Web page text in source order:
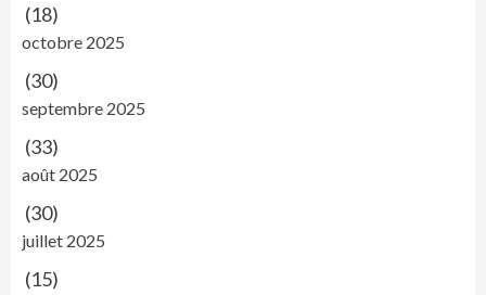
(18)
octobre 2025
(30)
septembre 2025
(33)
août 2025
(30)
juillet 2025
(15)